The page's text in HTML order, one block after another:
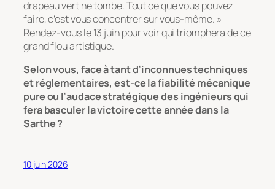
drapeau vert ne tombe. Tout ce que vous pouvez
faire, c’est vous concentrer sur vous-même. »
Rendez-vous le 13 juin pour voir qui triomphera de ce
grand flou artistique.
Selon vous, face à tant d’inconnues techniques
et réglementaires, est-ce la fiabilité mécanique
pure ou l’audace stratégique des ingénieurs qui
fera basculer la victoire cette année dans la
Sarthe ?
10 juin 2026